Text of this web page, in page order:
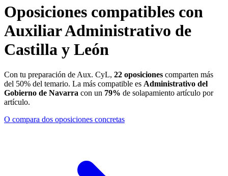
Oposiciones compatibles con
Auxiliar Administrativo de
Castilla y León
Con tu preparación de Aux. CyL, 22 oposiciones comparten más
del 50% del temario. La más compatible es Administrativo del
Gobierno de Navarra con un 79% de solapamiento artículo por
artículo.
O compara dos oposiciones concretas